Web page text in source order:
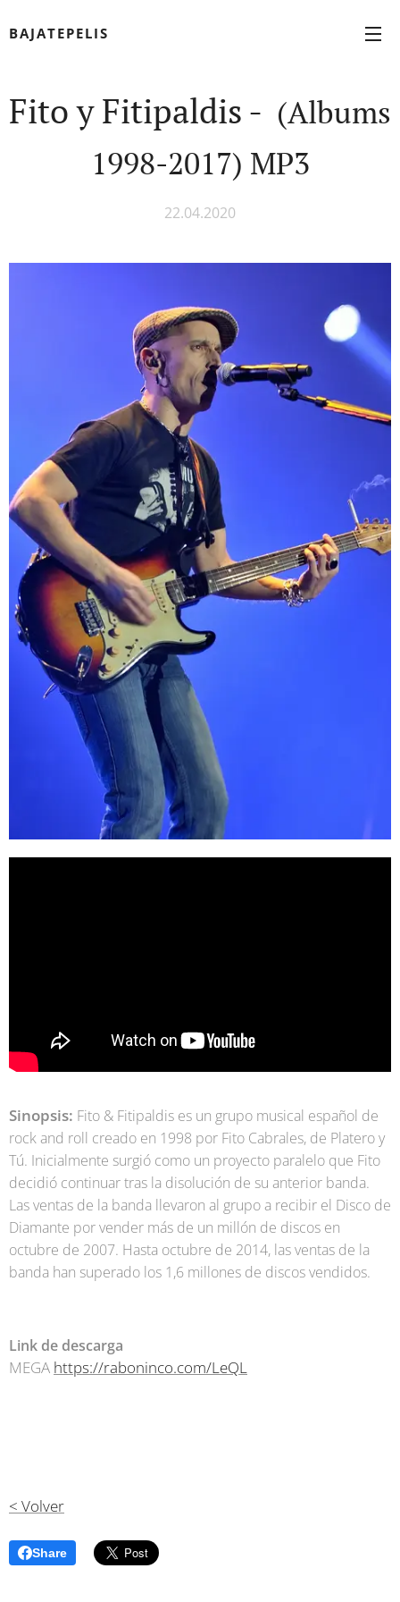
BAJATEPELIS
Fito y Fitipaldis - (Albums
1998-2017) MP3
22.04.2020
Sinopsis: Fito & Fitipaldis es un grupo musical español de
rock and roll creado en 1998 por Fito Cabrales, de Platero y
Tú. Inicialmente surgió como un proyecto paralelo que Fito
decidió continuar tras la disolución de su anterior banda.
Las ventas de la banda llevaron al grupo a recibir el Disco de
Diamante por vender más de un millón de discos en
octubre de 2007. Hasta octubre de 2014, las ventas de la
banda han superado los 1,6 millones de discos vendidos.
Link de descarga
MEGA https://raboninco.com/LeQL
< Volver
Share